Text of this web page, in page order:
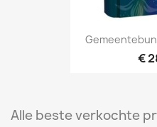
€
Alle beste verkochte